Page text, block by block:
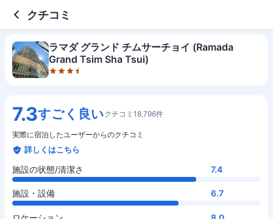
クチコミ
ラマダ グランド チムサーチョイ (Ramada
Grand Tsim Sha Tsui)
7.3すごく良いクチコミ18,796件
実際に宿泊したユーザーからのクチコミ
詳しくはこちら
施設の状態/清潔さ 7.4
施設・設備 6.7